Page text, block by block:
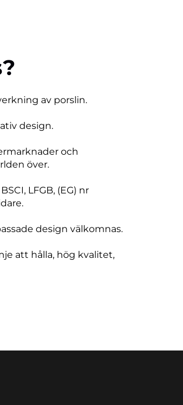
av porslin.
design.
och
över.
LFGB, (EG) nr
design välkomnas.
att hålla, hög kvalitet,